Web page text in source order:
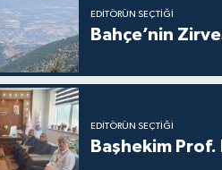
EDITÖRÜN SEÇTIĞI
Bahçe’nin
EDITÖRÜN SEÇTIĞI
Başhekim Prof.